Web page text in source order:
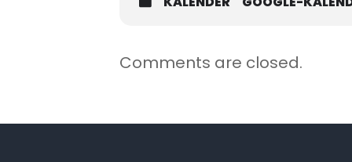
Comments are closed.